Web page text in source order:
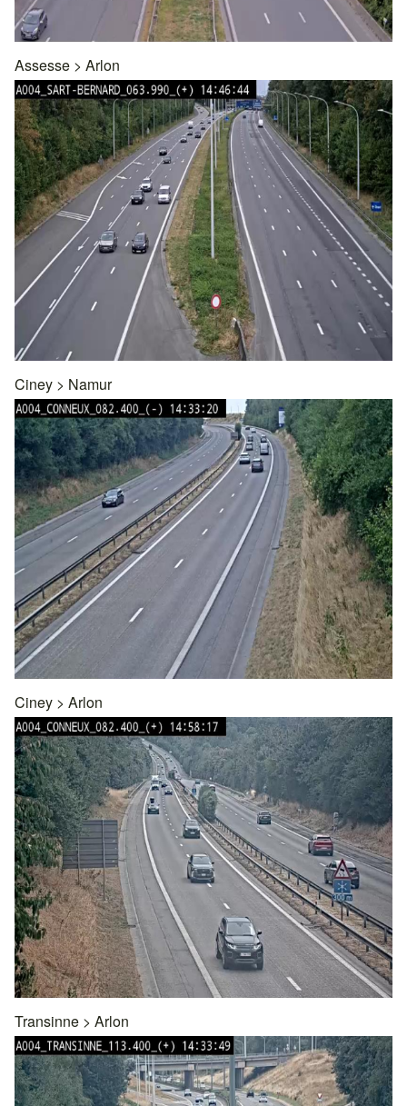
Assesse > Arlon
Ciney > Namur
Ciney > Arlon
Transinne > Arlon